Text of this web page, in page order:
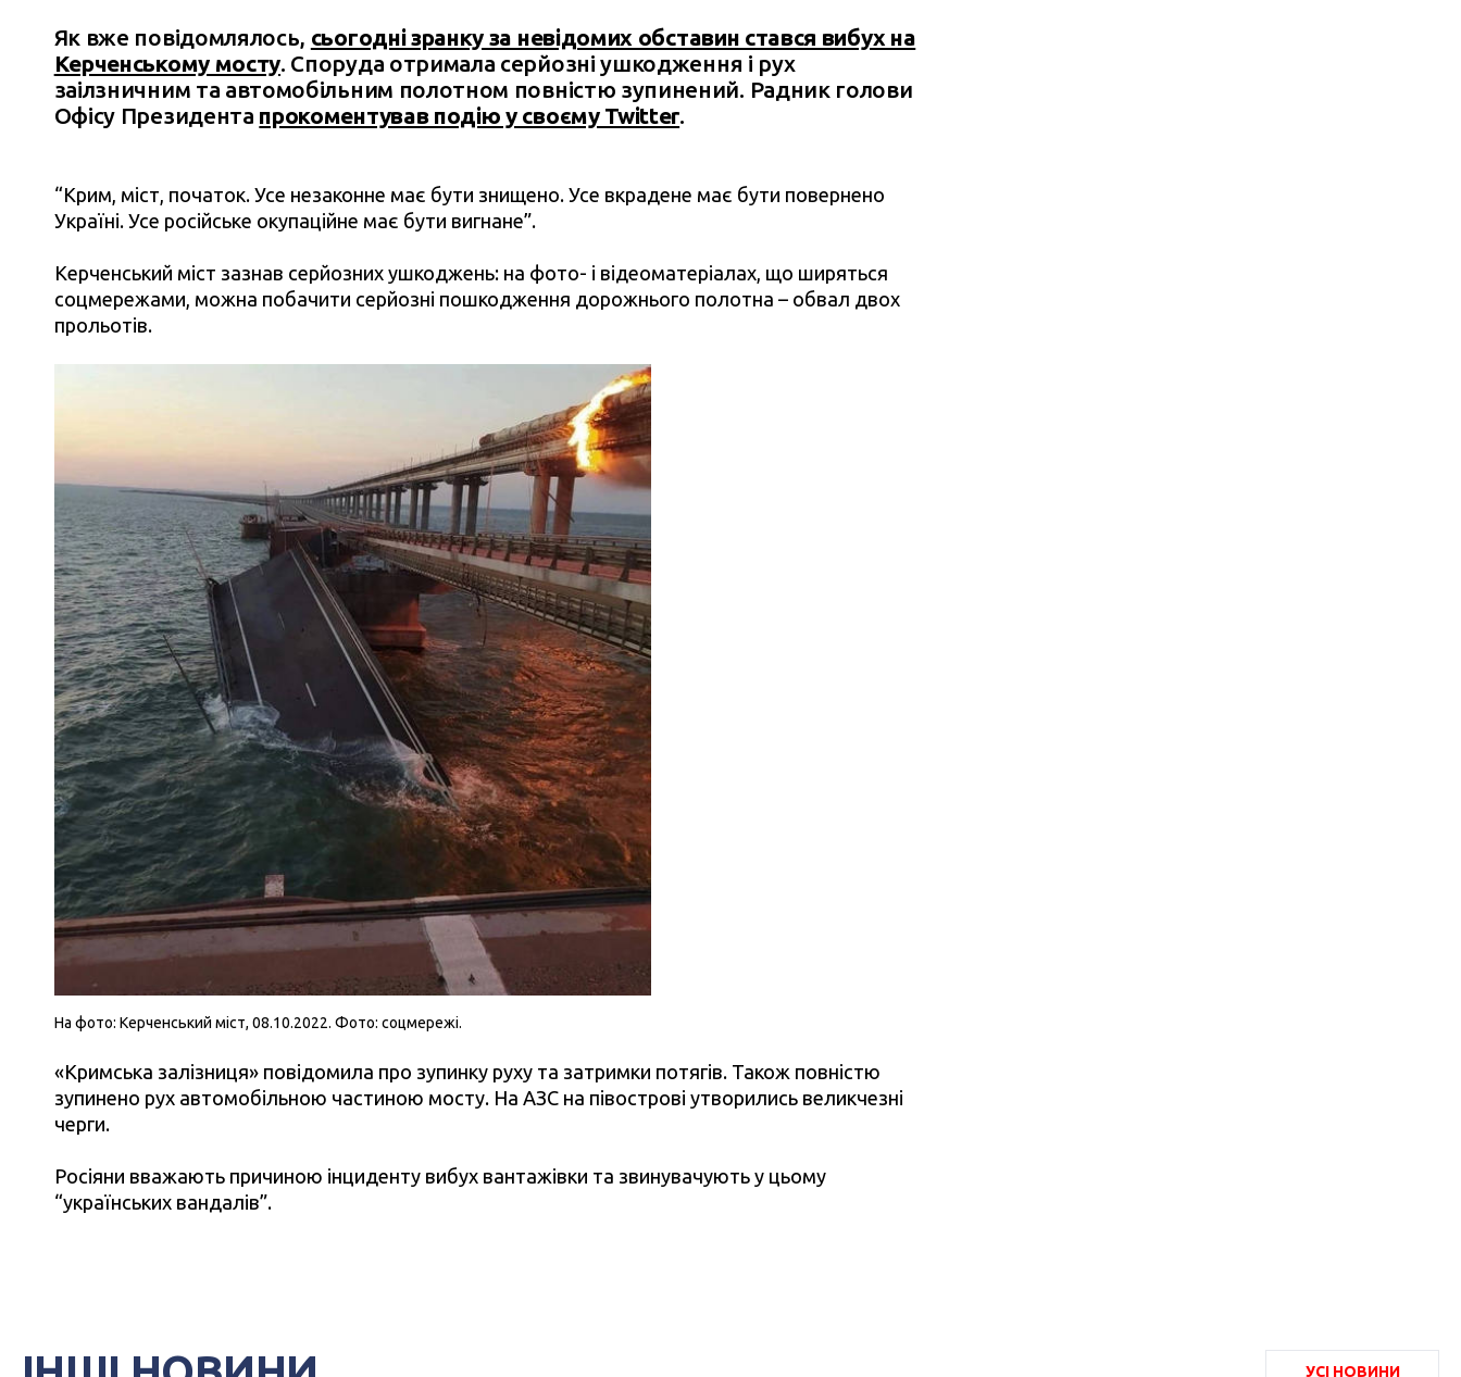
Як вже повідомлялось, сьогодні зранку за невідомих обставин стався вибух на
Керченському мосту. Споруда отримала серйозні ушкодження і рух
заілзничним та автомобільним полотном повністю зупинений. Радник голови
Офісу Президента прокоментував подію у своєму Twitter.
“Крим, міст, початок. Усе незаконне має бути знищено. Усе вкрадене має бути повернено
Україні. Усе російське окупаційне має бути вигнане”.
Керченський міст зазнав серйозних ушкоджень: на фото- і відеоматеріалах, що ширяться
соцмережами, можна побачити серйозні пошкодження дорожнього полотна – обвал двох
прольотів.
На фото: Керченський міст, 08.10.2022. Фото: соцмережі.
«Кримська залізниця» повідомила про зупинку руху та затримки потягів. Також повністю
зупинено рух автомобільною частиною мосту. На АЗС на півострові утворились великчезні
черги.
Росіяни вважають причиною інциденту вибух вантажівки та звинувачують у цьому
“українських вандалів”.
УСІ НОВИНИ